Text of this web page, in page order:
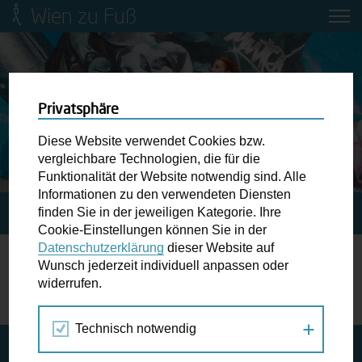
Wien zu Fuß
Mobilitätsbildung für Kinder und
Jugendliche
Ringstraße-Neugestaltung
Wiener Fußwegekarte
Newsletter abonnieren
Wunschbox
der Ampel ...
STARTSEITE FORMULARE
Formulare
Jetzt Newsletter bestellen
Privatsphäre
Diese Website verwendet Cookies bzw.
vergleichbare Technologien, die für die
Funktionalität der Website notwendig sind. Alle
Informationen zu den verwendeten Diensten
finden Sie in der jeweiligen Kategorie. Ihre
Cookie-Einstellungen können Sie in der
Datenschutzerklärung dieser Website auf
Wunsch jederzeit individuell anpassen oder
widerrufen.
Technisch notwendig